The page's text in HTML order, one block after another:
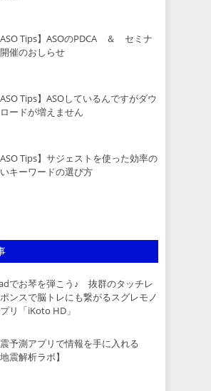
ASO Tips】ASOのPDCA ＆ セミナ
催のおしらせ
ASO Tips】ASOしているんですがダウ
ードが増えません
ASO Tips】サジェストを使った効率の
キーワードの選び方
でお琴を弾こう♪ 抜群のタッチレ
ンスで脳トレにも繋がるスグレモノ
リ「iKoto HD」
予測アプリで情報を手に入れる
地震解析ラボ】